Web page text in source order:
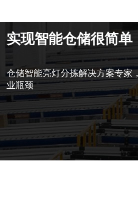
精
查看更多
实现智能仓储很简单
仓储智能亮灯分拣解决方案专家
业瓶颈